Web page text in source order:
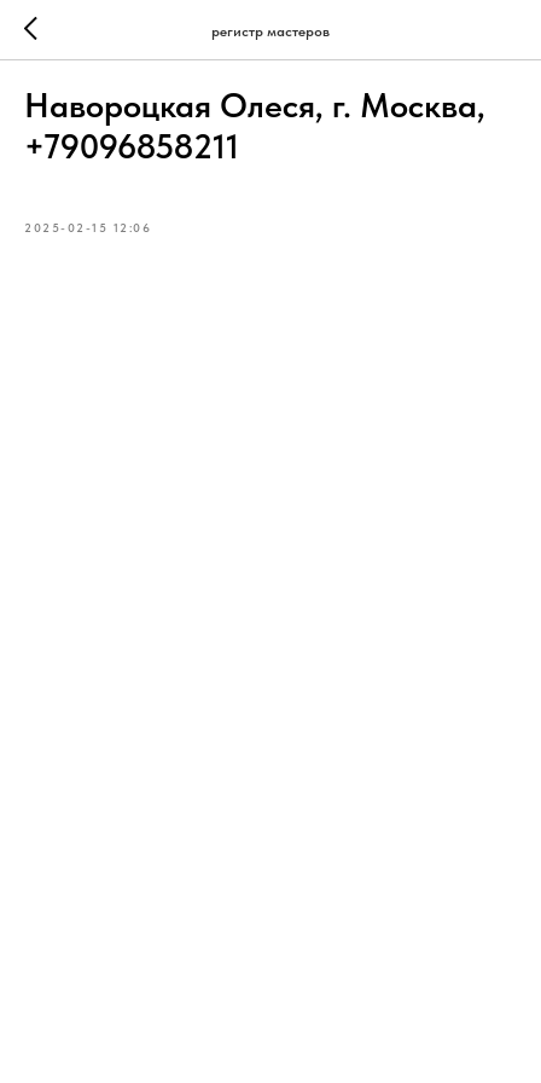
регистр мастеров
Навороцкая Олеся, г. Москва,
+79096858211
2025-02-15 12:06